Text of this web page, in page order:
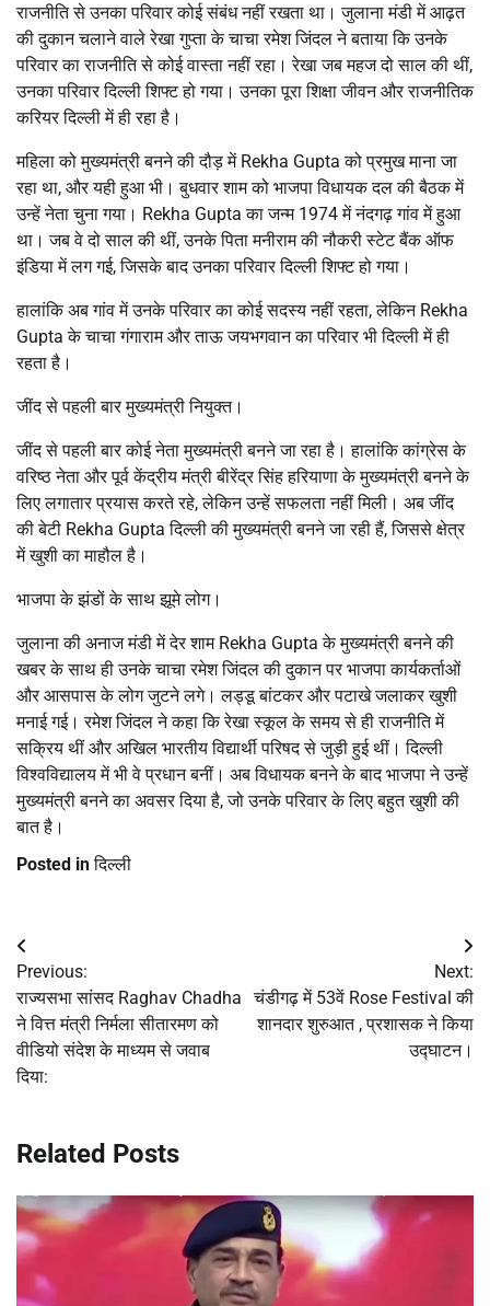
राजनीति से उनका परिवार कोई संबंध नहीं रखता था। जुलाना मंडी में आढ़त
की दुकान चलाने वाले रेखा गुप्ता के चाचा रमेश जिंदल ने बताया कि उनके
परिवार का राजनीति से कोई वास्ता नहीं रहा। रेखा जब महज दो साल की थीं,
उनका परिवार दिल्ली शिफ्ट हो गया। उनका पूरा शिक्षा जीवन और राजनीतिक
करियर दिल्ली में ही रहा है।
महिला को मुख्यमंत्री बनने की दौड़ में Rekha Gupta को प्रमुख माना जा
रहा था, और यही हुआ भी। बुधवार शाम को भाजपा विधायक दल की बैठक में
उन्हें नेता चुना गया। Rekha Gupta का जन्म 1974 में नंदगढ़ गांव में हुआ
था। जब वे दो साल की थीं, उनके पिता मनीराम की नौकरी स्टेट बैंक ऑफ
इंडिया में लग गई, जिसके बाद उनका परिवार दिल्ली शिफ्ट हो गया।
हालांकि अब गांव में उनके परिवार का कोई सदस्य नहीं रहता, लेकिन Rekha
Gupta के चाचा गंगाराम और ताऊ जयभगवान का परिवार भी दिल्ली में ही
रहता है।
जींद से पहली बार मुख्यमंत्री नियुक्त।
जींद से पहली बार कोई नेता मुख्यमंत्री बनने जा रहा है। हालांकि कांग्रेस के
वरिष्ठ नेता और पूर्व केंद्रीय मंत्री बीरेंद्र सिंह हरियाणा के मुख्यमंत्री बनने के
लिए लगातार प्रयास करते रहे, लेकिन उन्हें सफलता नहीं मिली। अब जींद
की बेटी Rekha Gupta दिल्ली की मुख्यमंत्री बनने जा रही हैं, जिससे क्षेत्र
में खुशी का माहौल है।
भाजपा के झंडों के साथ झूमे लोग।
जुलाना की अनाज मंडी में देर शाम Rekha Gupta के मुख्यमंत्री बनने की
खबर के साथ ही उनके चाचा रमेश जिंदल की दुकान पर भाजपा कार्यकर्ताओं
और आसपास के लोग जुटने लगे। लड्डू बांटकर और पटाखे जलाकर खुशी
मनाई गई। रमेश जिंदल ने कहा कि रेखा स्कूल के समय से ही राजनीति में
सक्रिय थीं और अखिल भारतीय विद्यार्थी परिषद से जुड़ी हुई थीं। दिल्ली
विश्वविद्यालय में भी वे प्रधान बनीं। अब विधायक बनने के बाद भाजपा ने उन्हें
मुख्यमंत्री बनने का अवसर दिया है, जो उनके परिवार के लिए बहुत खुशी की
बात है।
Posted inदिल्ली
Post
navigation
Previous:
राज्यसभा सांसद Raghav Chadha
ने वित्त मंत्री निर्मला सीतारमण को
वीडियो संदेश के माध्यम से जवाब
दिया:
Next:
चंडीगढ़ में 53वें Rose Festival की
शानदार शुरुआत , प्रशासक ने किया
उद्घाटन।
Related Posts